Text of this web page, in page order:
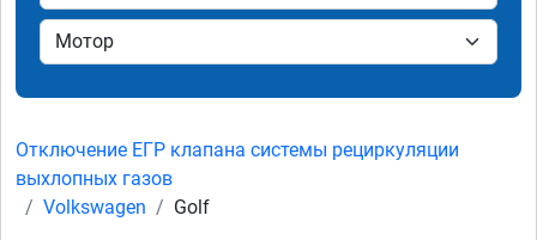
Отключение ЕГР клапана системы рециркуляции
выхлопных газов
Volkswagen
Golf